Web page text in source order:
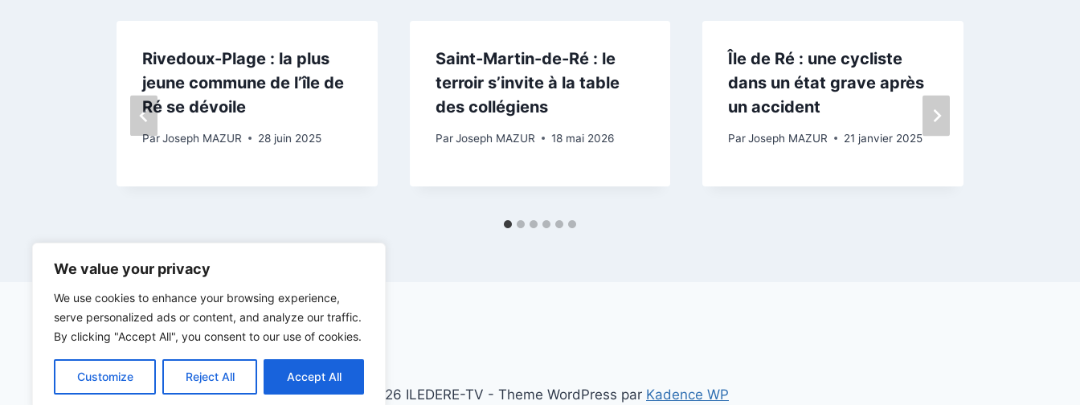
We value your privacy
We use cookies to enhance your browsing experience,
serve personalized ads or content, and analyze our traffic.
By clicking "Accept All", you consent to our use of cookies.
Customize Reject All Accept All
Rivedoux-Plage : la plus
jeune commune de l’île de
Ré se dévoile
ParJoseph MAZUR 28 juin 2025
Saint-Martin-de-Ré : le
terroir s’invite à la table
des collégiens
Par Joseph MAZUR 18 mai 2026
Île de Ré : une cycliste
dans un état grave après
un accident
Par Joseph MAZUR 21 janvier 2025
© 2026 ILEDERE-TV - Theme WordPress par Kadence WP